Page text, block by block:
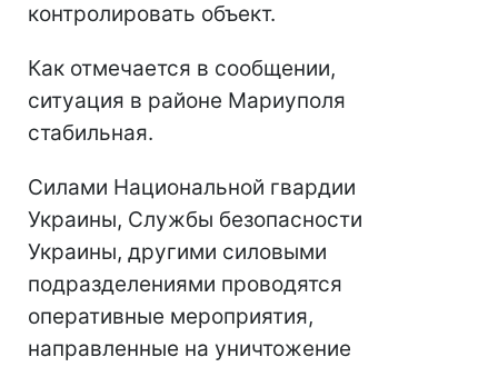
контролировать объект.
Как отмечается в сообщении,
ситуация в районе Мариуполя
стабильная.
Силами Национальной гвардии
Украины, Службы безопасности
Украины, другими силовыми
подразделениями проводятся
оперативные мероприятия,
направленные на уничтожение